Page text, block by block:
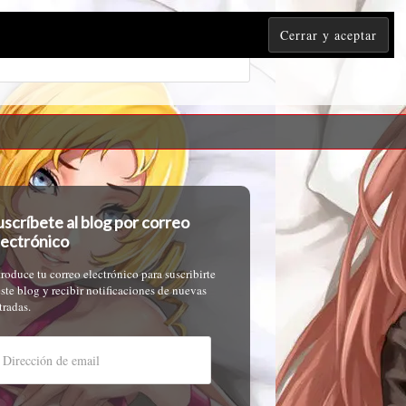
al blog por correo
tu correo electrónico para suscribirte
blog y recibir notificaciones de nuevas